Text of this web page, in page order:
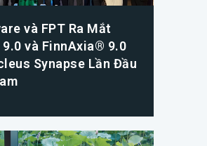
và FPT Ra Mắt
và FinnAxia® 9.0
Synapse Lần Đầu